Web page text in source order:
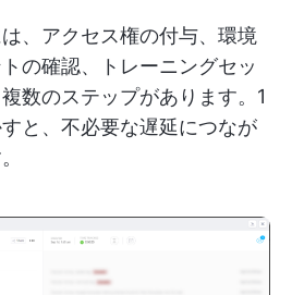
、アクセス権の付与、環境
の確認、トレーニングセッ
数のステップがあります。1
と、不必要な遅延につなが